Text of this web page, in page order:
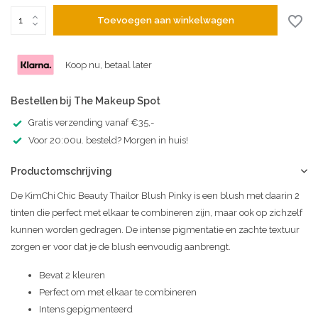
Toevoegen aan winkelwagen
Koop nu, betaal later
Bestellen bij The Makeup Spot
Gratis verzending vanaf €35,-
Voor 20:00u. besteld? Morgen in huis!
Productomschrijving
De KimChi Chic Beauty Thailor Blush Pinky is een blush met daarin 2
tinten die perfect met elkaar te combineren zijn, maar ook op zichzelf
kunnen worden gedragen. De intense pigmentatie en zachte textuur
zorgen er voor dat je de blush eenvoudig aanbrengt.
Bevat 2 kleuren
Perfect om met elkaar te combineren
Intens gepigmenteerd